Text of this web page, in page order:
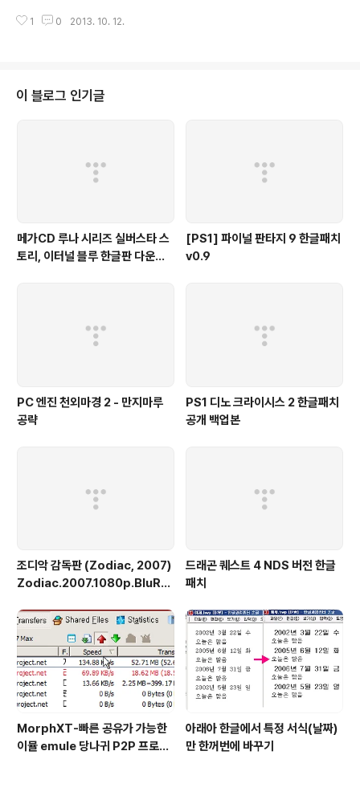
9/dcbd17d9029dea45876417d7caafbb07 http://www.itworld.co.
106?slide=3#stage_slide 3. 동기화 설정 구글 문서도구에서..
1 0 2013. 10. 12.
이 블로그 인기글
메가CD 루나 시리즈 실버스타 스
토리, 이터널 블루 한글판 다운로
[PS1] 파이널 판타지 9 한글패치
v0.9
PC 엔진 천외마경 2 - 만지마루
공략
PS1 디노 크라이시스 2 한글패치
공개 백업본
조디악 감독판 (Zodiac, 2007)
Zodiac.2007.1080p.BluRa
드래곤 퀘스트 4 NDS 버전 한글
패치
MorphXT-빠른 공유가 가능한
이뮬 emule 당나귀 P2P 프로그
아래아 한글에서 특정 서식(날짜)
만 한꺼번에 바꾸기